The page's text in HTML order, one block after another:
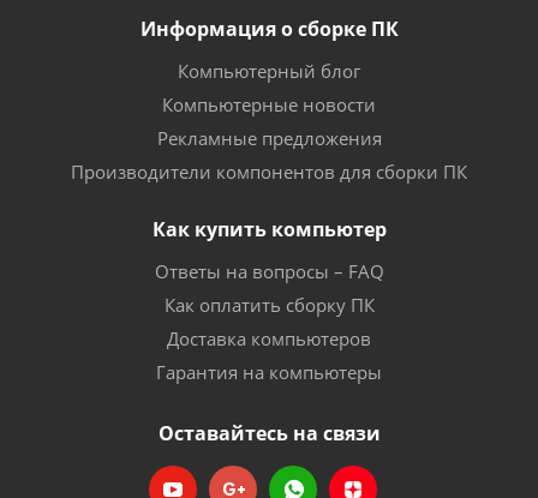
Информация о сборке ПК
Компьютерный блог
Компьютерные новости
Рекламные предложения
Производители компонентов для сборки ПК
Как купить компьютер
Ответы на вопросы – FAQ
Как оплатить сборку ПК
Доставка компьютеров
Гарантия на компьютеры
Оставайтесь на связи